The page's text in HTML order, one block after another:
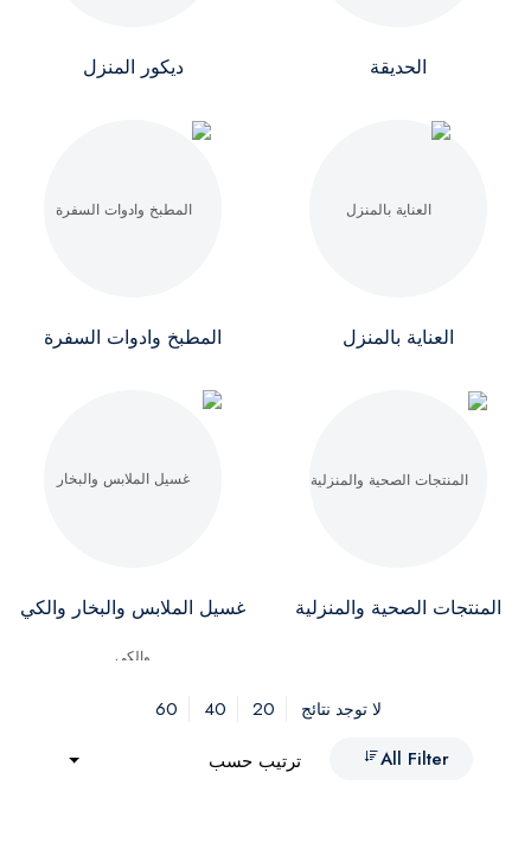
الحديقة ديكور المنزل
العناية بالمنزل المطبخ وادوات السفرة
المنتجات الصحية والمنزلية غسيل الملابس والبخار والكي
لا توجد نتائج 20
40
60
All Filter
ترتيب حسب